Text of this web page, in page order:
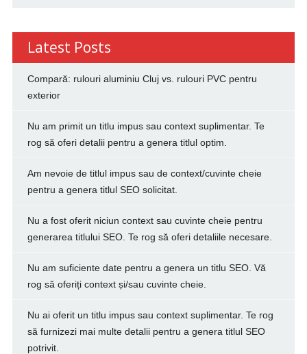
Latest Posts
Compară: rulouri aluminiu Cluj vs. rulouri PVC pentru
exterior
Nu am primit un titlu impus sau context suplimentar. Te
rog să oferi detalii pentru a genera titlul optim.
Am nevoie de titlul impus sau de context/cuvinte cheie
pentru a genera titlul SEO solicitat.
Nu a fost oferit niciun context sau cuvinte cheie pentru
generarea titlului SEO. Te rog să oferi detaliile necesare.
Nu am suficiente date pentru a genera un titlu SEO. Vă
rog să oferiți context și/sau cuvinte cheie.
Nu ai oferit un titlu impus sau context suplimentar. Te rog
să furnizezi mai multe detalii pentru a genera titlul SEO
potrivit.